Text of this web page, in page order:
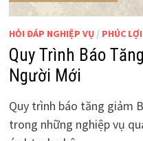
HỎI ĐÁP NGHIỆP VỤ/ PHÚC
Quy Trình Báo
Người Mới
Quy trình báo tăng giảm
trong những nghiệp vụ